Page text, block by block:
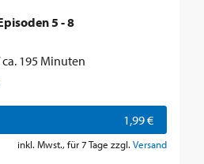
5 - 8
195 Minuten
1,99 €
inkl. Mwst., für 7 Tage zzgl. Versand